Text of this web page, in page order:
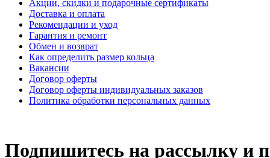
Акции, скидки и подарочные сертификаты
Доставка и оплата
Рекомендации и уход
Гарантия и ремонт
Обмен и возврат
Как определить размер кольца
Вакансии
Договор оферты
Договор оферты индивидуальных заказов
Политика обработки персональных данных
Подпишитесь на рассылку и